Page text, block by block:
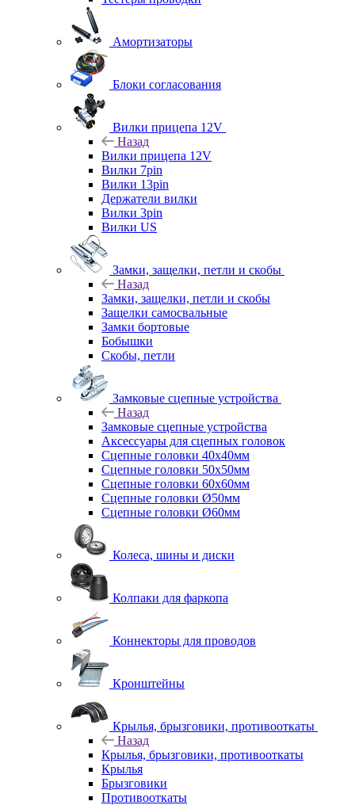
Амортизаторы
Блоки согласования
Вилки прицепа 12V
Назад
Вилки прицепа 12V
Вилки 7pin
Вилки 13pin
Держатели вилки
Вилки 3pin
Вилки US
Замки, защелки, петли и скобы
Назад
Замки, защелки, петли и скобы
Защелки самосвальные
Замки бортовые
Бобышки
Скобы, петли
Замковые сцепные устройства
Назад
Замковые сцепные устройства
Аксессуары для сцепных головок
Сцепные головки 40x40мм
Сцепные головки 50x50мм
Сцепные головки 60x60мм
Сцепные головки Ø50мм
Сцепные головки Ø60мм
Колеса, шины и диски
Колпаки для фаркопа
Коннекторы для проводов
Кронштейны
Крылья, брызговики, противооткаты
Назад
Крылья, брызговики, противооткаты
Крылья
Брызговики
Противооткаты